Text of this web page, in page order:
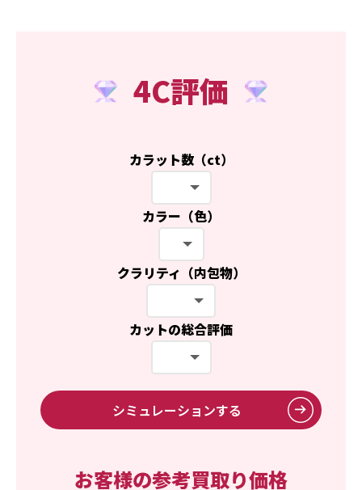
4C評価
カラット数（ct）
カラー（色）
クラリティ（内包物）
カットの総合評価
シミュレーションする
お客様の参考買取り価格